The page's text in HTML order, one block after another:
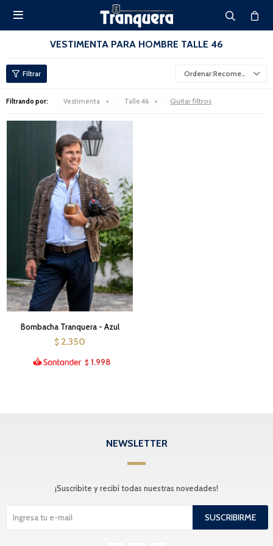

VESTIMENTA PARA HOMBRE TALLE 46
Recomendados
Filtrando por: Vestimenta Talle 46 Quitar filtros
Bombacha Tranquera - Azul
$ 2.350
$ 1.998
NEWSLETTER
¡Suscribite y recibí todas nuestras novedades!
SUSCRIBIRME